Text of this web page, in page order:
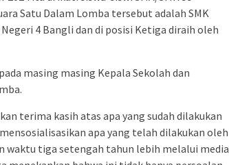
Satu Dalam Lomba tersebut adalah SMK
4 Bangli dan di posisi Ketiga diraih oleh
masing masing Kepala Sekolah dan
terima kasih atas apa yang sudah dilakukan
apa yang telah dilakukan oleh
waktu tiga setengah tahun lebih melalui media